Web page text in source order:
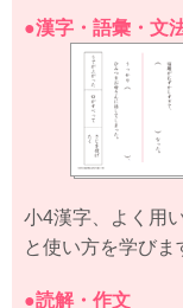
●漢字・語彙・文
小4漢字、よく用
と使い方を学びま
●読解・作文